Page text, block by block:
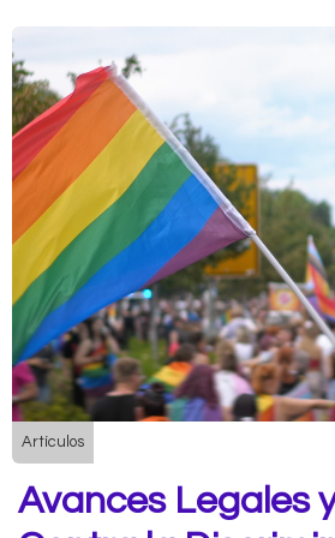
Artículos
Avances Legales